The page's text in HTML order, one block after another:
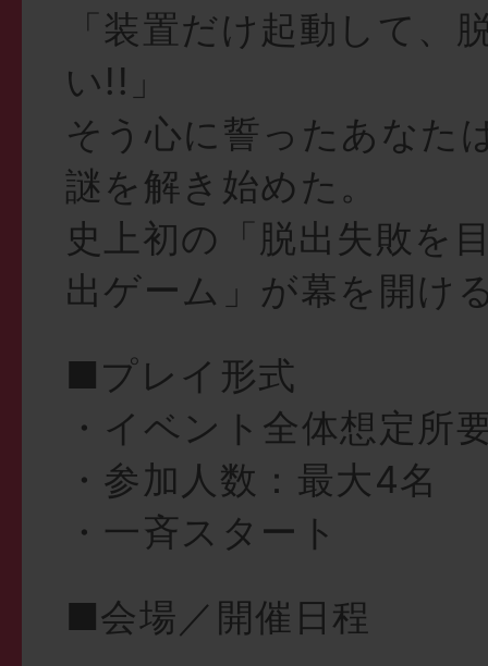
「装置だけ起動して、
い!!」
そう心に誓ったあなた
謎を解き始めた。
史上初の「脱出失敗を
出ゲーム」が幕を開け
■プレイ形式
・イベント全体想定所
・参加人数：最大4名
・一斉スタート
■会場／開催日程